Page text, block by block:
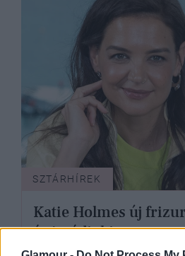
SZTÁRHÍREK
Katie Holmes új
és imádjuk!